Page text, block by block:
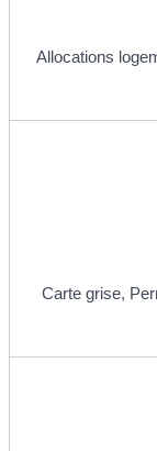
Allocations
Carte grise,